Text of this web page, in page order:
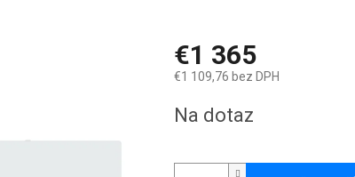
€1 365
€1 109,76 bez DPH
cena:
Na dotaz